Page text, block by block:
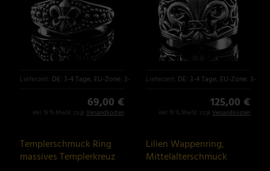
Lieferzeit: DE: 3-4 Tage, EU-Zone: 3-6 Tage
69,00 €
inkl. 19 % MwSt. zzgl. Versandkosten
Lieferzeit: DE: 3-4 Tage, EU-Zone: 3-6
125,00 €
inkl. 19 % MwSt. zzgl. Versandkosten
Templerschmuck Ring
massives Templerkreuz
Lilien Wappenring,
Mittelalterschmuck